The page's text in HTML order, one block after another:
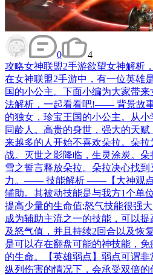
0
4
攻略女神联盟2手游欲望女神解析
在女神联盟2手游中，有一位英雄
国的小公主。下面小编为大家带
法解析，一起看看吧!—— 背景故
的独女，珍宝王国的小公主。从
同龄人。高贵的身世，强大的天
来越多的人开始不喜欢朵拉。朵
战。灭世之影降临，生灵涂炭。朵
雪之誓言释放朵拉。朵拉决心找
力。—— 技能解析 ——【大神观点
辅助。其被动技能是与我方1个单
提高少量的生命值;怒气技能很强
成为辅助主流之一的技能，可以提
及怒气值，并且持续2回合以及恢
是可以存在翻盘可能的神技能，
的生命。【英雄弱点】弱点可谓
纵列伤害的情况下，会承受双倍的